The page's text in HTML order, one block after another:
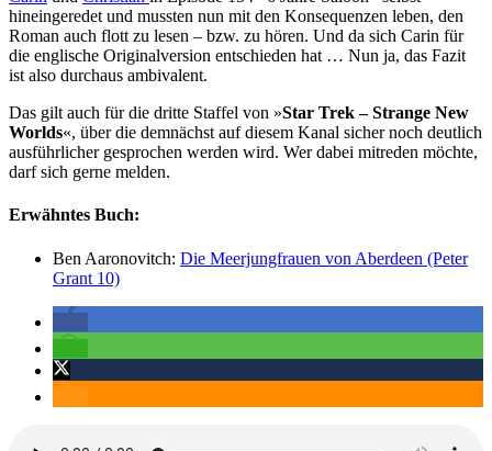
hineingeredet und mussten nun mit den Konsequenzen leben, den
Roman auch flott zu lesen – bzw. zu hören. Und da sich Carin für
die englische Originalversion entschieden hat … Nun ja, das Fazit
ist also durchaus ambivalent.
Das gilt auch für die dritte Staffel von »Star Trek – Strange New
Worlds«, über die demnächst auf diesem Kanal sicher noch deutlich
ausführlicher gesprochen werden wird. Wer dabei mitreden möchte,
darf sich gerne melden.
Erwähntes Buch:
Ben Aaronovitch: Die Meerjungfrauen von Aberdeen (Peter
Grant 10)